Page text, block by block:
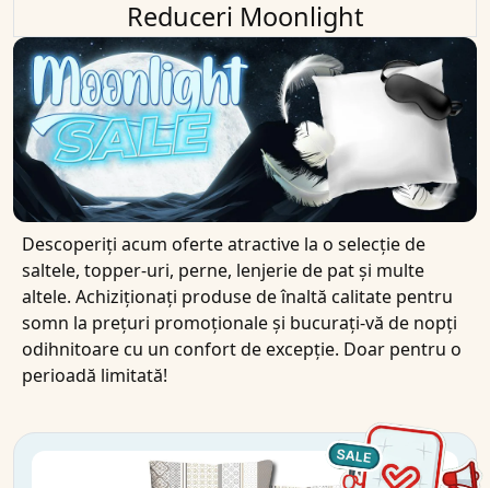
Reduceri Moonlight
Descoperiți acum oferte atractive la o selecție de
saltele, topper-uri, perne, lenjerie de pat și multe
altele. Achiziționați produse de înaltă calitate pentru
somn la prețuri promoționale și bucurați-vă de nopți
odihnitoare cu un confort de excepție. Doar pentru o
perioadă limitată!